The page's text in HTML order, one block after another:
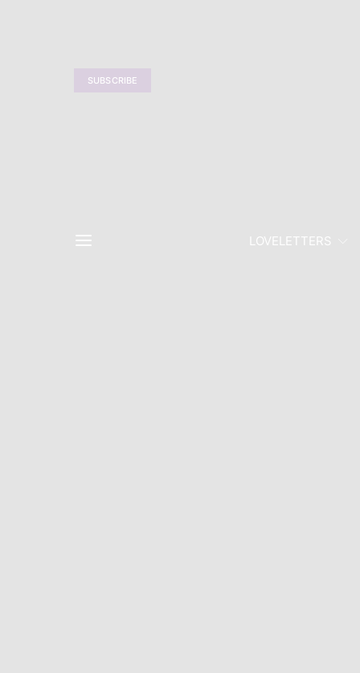
SUBSCRIBE
LOVELETTERS